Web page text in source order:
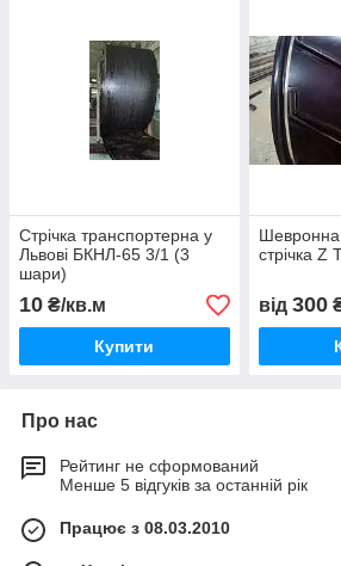
Стрічка транспортерна у
Львові БКНЛ-65 3/1 (3
шари)
10 ₴/кв.м
Купити
Шевронна
стрічка
від 300
Про нас
Рейтинг не сформований
Менше 5 відгуків за останній рік
Працює з 08.03.2010